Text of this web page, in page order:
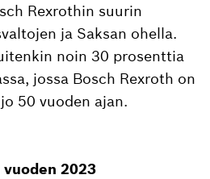
Rexrothin suurin
ja Saksan ohella.
noin 30 prosenttia
jossa Bosch Rexroth on
50 vuoden ajan.
2023